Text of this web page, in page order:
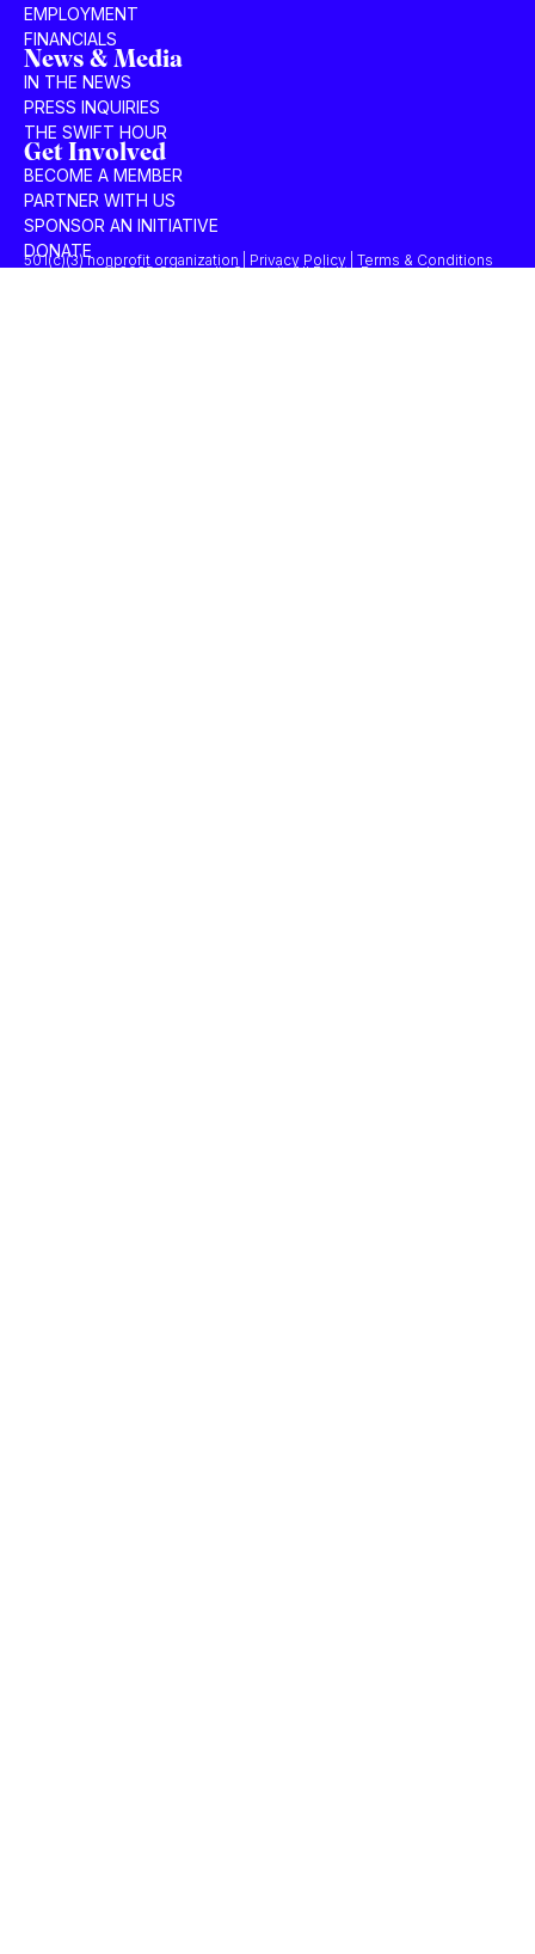
EMPLOYMENT
FINANCIALS
News & Media
IN THE NEWS
PRESS INQUIRIES
THE SWIFT HOUR
Get Involved
BECOME A MEMBER
PARTNER WITH US
SPONSOR AN INITIATIVE
DONATE
© 2025 Concordia Summit. All Rights Reserved.
501(c)(3) nonprofit organization | Privacy Policy | Terms & Conditions